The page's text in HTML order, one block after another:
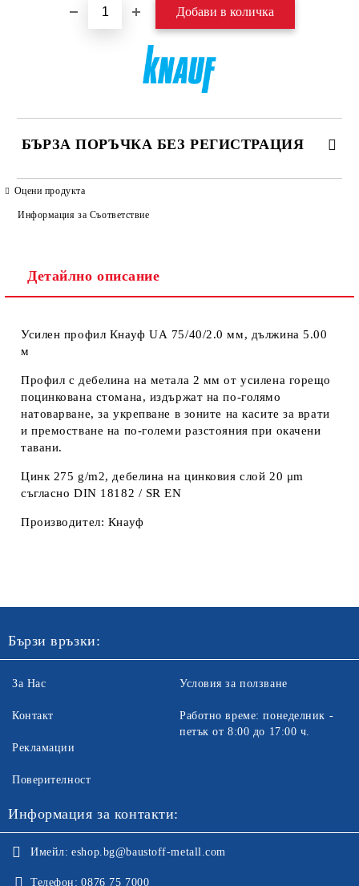
БЪРЗА ПОРЪЧКА БЕЗ РЕГИСТРАЦИЯ
Ние ще се свържем с вас в рамките на работния ден. Крайната
Оцени продукта
Информация за Съответствие
Детайлно описание
Усилен профил Кнауф UА 75/40/2.0 мм, дължина 5.00
м
Профил с дебелина на метала 2 мм от усилена горещо
поцинкована стомана, издържат на по-голямо
натоварване, за укрепване в зоните на касите за врати
и премостване на по-големи разстояния при окачени
тавани.
Цинк 275 g/m2, дебелина на цинковия слой 20 μm
съгласно DIN 18182 / SR EN
Производител: Кнауф
Бързи връзки:
За Нас
Контакт
Рекламации
Поверителност
Условия за ползване
Работно време: понеделник -
петък от 8:00 до 17:00 ч.
Информация за контакти:
Имейл: eshop.bg@baustoff-metall.com
Телефон: 0876 75 7000